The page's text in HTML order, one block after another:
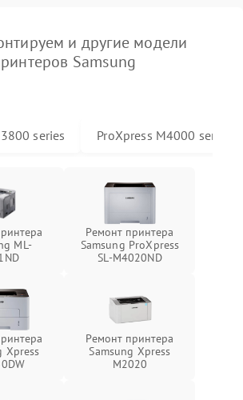
и другие модели
Samsung
series ProXpress M4000 series
ML-
Ремонт принтера
Samsung ProXpress
SL-M4020ND
Xpress
Ремонт принтера
Samsung Xpress
M2020